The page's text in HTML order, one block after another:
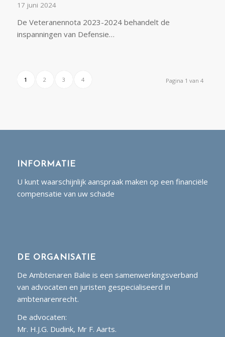
17 juni 2024
De Veteranennota 2023-2024 behandelt de
inspanningen van Defensie…
Pagina 1 van 4
1 2 3 4
INFORMATIE
U kunt waarschijnlijk aanspraak maken op een financiële
compensatie van uw schade
DE ORGANISATIE
De Ambtenaren Balie is een samenwerkingsverband
van advocaten en juristen gespecialiseerd in
ambtenarenrecht.
De advocaten:
Mr. H.J.G. Dudink, Mr F. Aarts.